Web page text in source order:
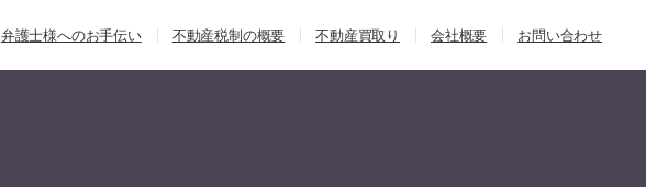
弁護士様へのお手伝い 不動産税制の概要 不動産買取り 会社概要 お問い合わせ